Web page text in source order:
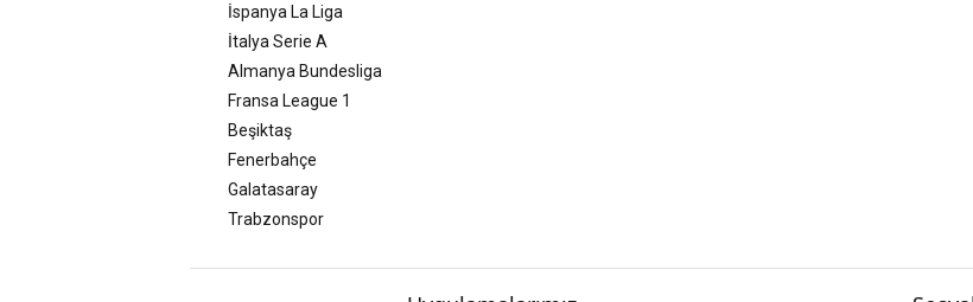
İspanya La Liga
İtalya Serie A
Almanya Bundesliga
Fransa League 1
Beşiktaş
Fenerbahçe
Galatasaray
Trabzonspor